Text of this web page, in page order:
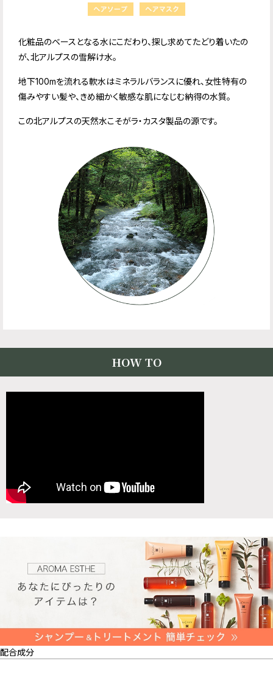
化粧品のベースとなる水にこだわり、探し求めてたどり着いたの
が、北アルプスの雪解け水。
地下100mを流れる軟水はミネラルバランスに優れ、女性特有の
傷みやすい髪や、きめ細かく敏感な肌になじむ納得の水質。
この北アルプスの天然水こそがラ・カスタ製品の源です。
HOW TO
配合成分